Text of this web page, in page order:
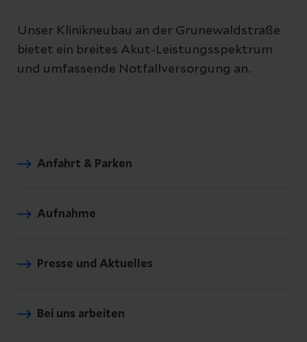
Unser Klinikneubau an der Grunewaldstraße
bietet ein breites Akut-Leistungsspektrum
und umfassende Notfallversorgung an.
Anfahrt & Parken
Aufnahme
Presse und Aktuelles
Bei uns arbeiten